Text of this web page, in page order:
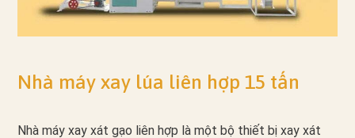
Nhà máy xay lúa liên hợp 15 tấn
Nhà máy xay xát gạo liên hợp là một bộ thiết bị xay xát